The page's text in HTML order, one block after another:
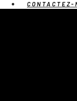
CONTACTEZ-